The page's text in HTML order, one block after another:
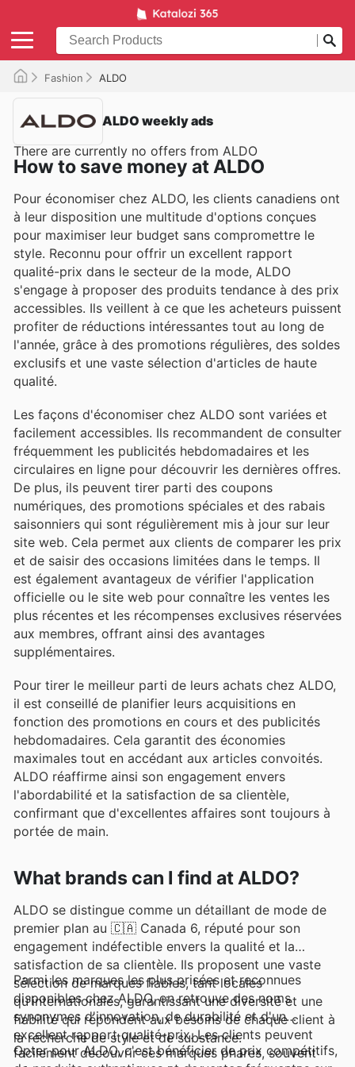
Fashion ALDO
ALDO weekly ads
There are currently no offers from ALDO
How to save money at ALDO
Pour économiser chez ALDO, les clients canadiens ont
à leur disposition une multitude d'options conçues
pour maximiser leur budget sans compromettre le
style. Reconnu pour offrir un excellent rapport
qualité-prix dans le secteur de la mode, ALDO
s'engage à proposer des produits tendance à des prix
accessibles. Ils veillent à ce que les acheteurs puissent
profiter de réductions intéressantes tout au long de
l'année, grâce à des promotions régulières, des soldes
exclusifs et une vaste sélection d'articles de haute
qualité.
Les façons d'économiser chez ALDO sont variées et
facilement accessibles. Ils recommandent de consulter
fréquemment les publicités hebdomadaires et les
circulaires en ligne pour découvrir les dernières offres.
De plus, ils peuvent tirer parti des coupons
numériques, des promotions spéciales et des rabais
saisonniers qui sont régulièrement mis à jour sur leur
site web. Cela permet aux clients de comparer les prix
et de saisir des occasions limitées dans le temps. Il
est également avantageux de vérifier l'application
officielle ou le site web pour connaître les ventes les
plus récentes et les récompenses exclusives réservées
aux membres, offrant ainsi des avantages
supplémentaires.
Pour tirer le meilleur parti de leurs achats chez ALDO,
il est conseillé de planifier leurs acquisitions en
fonction des promotions en cours et des publicités
hebdomadaires. Cela garantit des économies
maximales tout en accédant aux articles convoités.
ALDO réaffirme ainsi son engagement envers
l'abordabilité et la satisfaction de sa clientèle,
confirmant que d'excellentes affaires sont toujours à
portée de main.
What brands can I find at ALDO?
ALDO se distingue comme un détaillant de mode de
premier plan au 🇨🇦 Canada 6, réputé pour son
engagement indéfectible envers la qualité et la
satisfaction de sa clientèle. Ils proposent une vaste
sélection de marques fiables, tant locales
qu'internationales, garantissant une diversité et une
fiabilité qui répondent aux besoins de chaque client à
la recherche de style et de substance.
Parmi les marques les plus prisées et reconnues
disponibles chez ALDO, on retrouve des noms
synonymes d'innovation, de durabilité et d'un
excellent rapport qualité-prix. Les clients peuvent
facilement découvrir ces marques phares, souvent
Opter pour ALDO, c'est bénéficier de prix compétitifs,